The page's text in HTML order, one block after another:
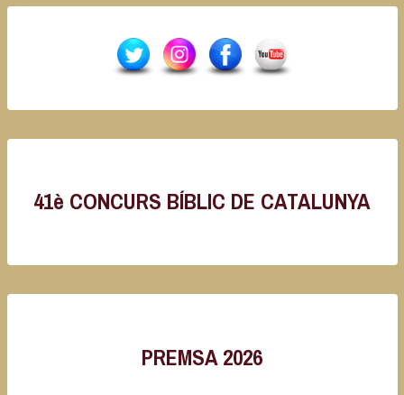
41è CONCURS BÍBLIC DE CATALUNYA
PREMSA 2026